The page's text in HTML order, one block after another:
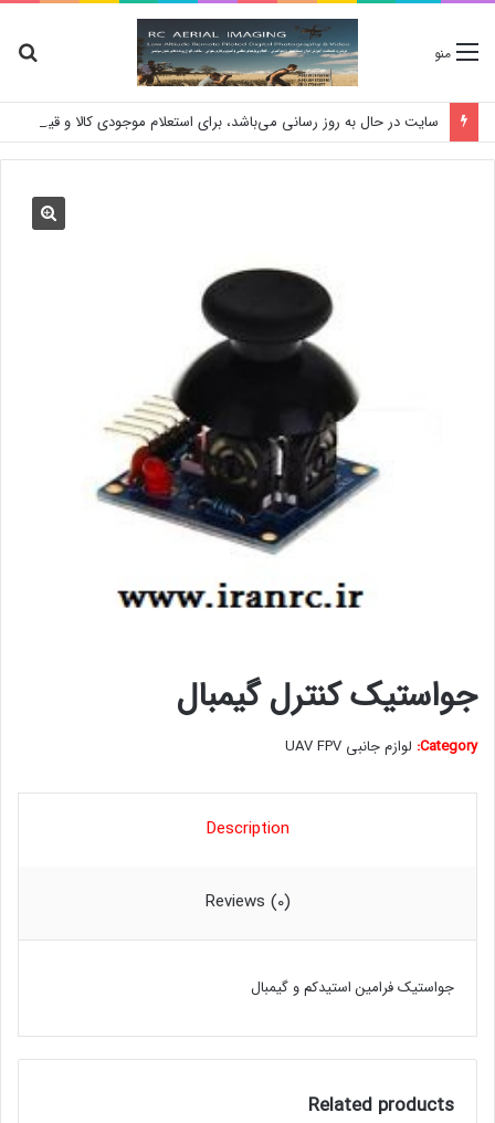
منو
سایت در حال به روز رسانی می‌باشد، برای استعلام موجودی کالا و قیمت لطفا تماس بگیرید
جواستیک کنترل گیمبال
Category: لوازم جانبی UAV FPV
Description
Reviews (0)
جواستیک فرامین استیدکم و گیمبال
Related products